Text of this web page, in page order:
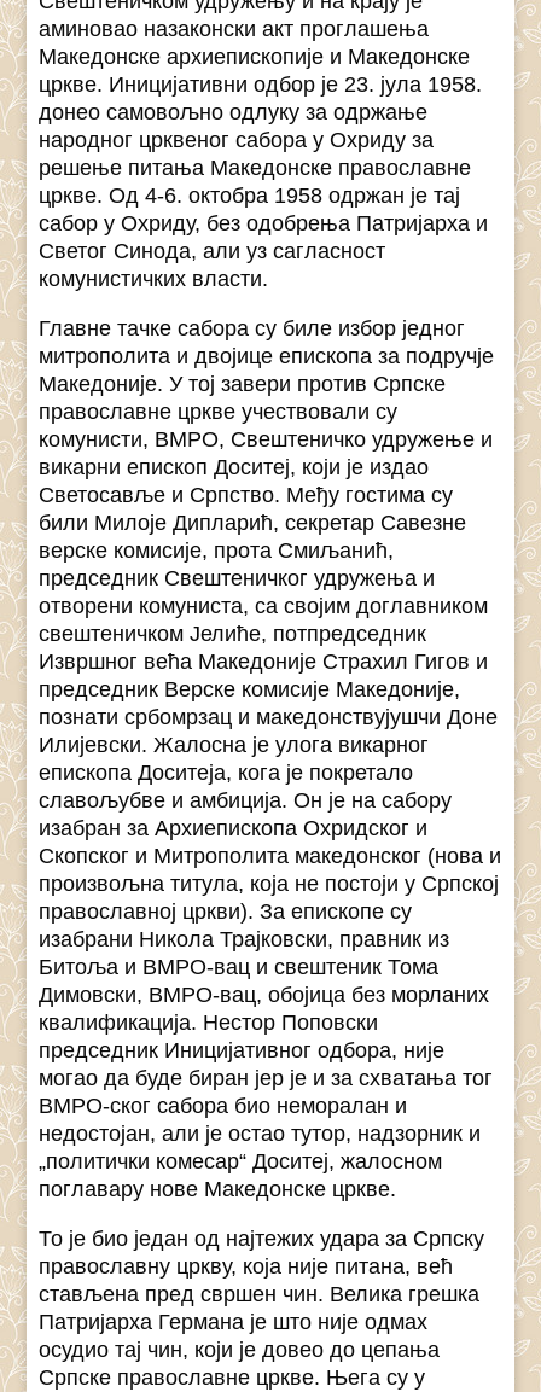
аминовао назаконски акт проглашења
Македонске архиепископије и Македонске
цркве. Иницијативни одбор је 23. јула 1958.
донео самовољно одлуку за одржање
народног црквеног сабора у Охриду за
решење питања Македонске православне
цркве. Од 4-6. октобра 1958 одржан је тај
сабор у Охриду, без одобрења Патријарха и
Светог Синода, али уз сагласност
комунистичких власти.
Главне тачке сабора су биле избор једног
митрополита и двојице епископа за подручје
Македоније. У тој завери против Српске
православне цркве учествовали су
комунисти, ВМРО, Свештеничко удружење и
викарни епископ Доситеј, који је издао
Светосавље и Српство. Међу гостима су
били Милоје Дипларић, секретар Савезне
верске комисије, прота Смиљанић,
председник Свештеничког удружења и
отворени комуниста, са својим доглавником
свештеничком Јелиће, потпредседник
Извршног већа Македоније Страхил Гигов и
председник Верске комисије Македоније,
познати србомрзац и македонствујушчи Доне
Илијевски. Жалосна је улога викарног
епископа Доситеја, кога је покретало
славољубве и амбиција. Он је на сабору
изабран за Архиепископа Охридског и
Скопског и Митрополита македонског (нова и
произвољна титула, која не постоји у Српској
православној цркви). За епископе су
изабрани Никола Трајковски, правник из
Битоља и ВМРО-вац и свештеник Тома
Димовски, ВМРО-вац, обојица без морланих
квалификација. Нестор Поповски
председник Иницијативног одбора, није
могао да буде биран јер је и за схватања тог
ВМРО-ског сабора био неморалан и
недостојан, али је остао тутор, надзорник и
„политички комесар“ Доситеј, жалосном
поглавару нове Македонске цркве.
То је био један од најтежих удара за Српску
православну цркву, која није питана, већ
стављена пред свршен чин. Велика грешка
Патријарха Германа је што није одмах
осудио тај чин, који је довео до цепања
Српске православне цркве. Њега су у